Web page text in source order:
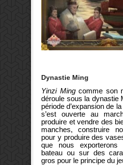
Dynastie Ming
Yinzi Mingcomme son
déroule sous la dynastie
période d’expansion de
s’est ouverte au
produire et vendre des
manches, construire
pour y produire des
que nous
bateau ou sur des
gros pour le principe du